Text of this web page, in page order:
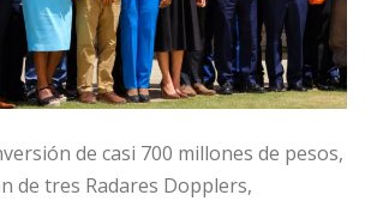
de casi 700 millones de pesos,
de tres Radares Dopplers,